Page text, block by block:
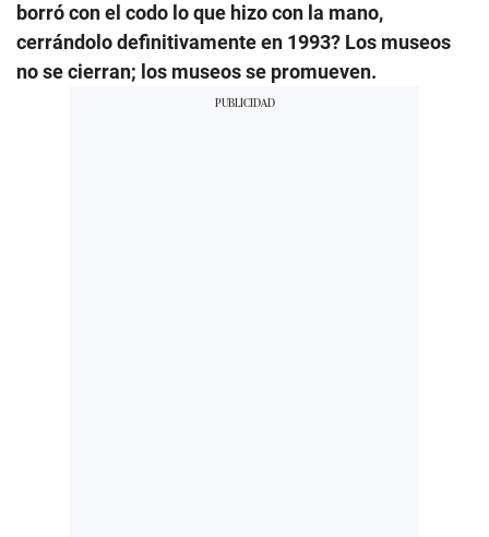
borró con el codo lo que hizo con la mano,
cerrándolo definitivamente en 1993? Los museos
no se cierran; los museos se promueven.